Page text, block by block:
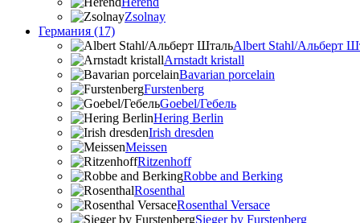
Zsolnay
Германия (17)
Albert Stahl/Альбеpт
Arnstadt kristall
Bavarian porcelain
Furstenberg
Goebel/Гебель
Hering Berlin
Irish dresden
Meissen
Ritzenhoff
Robbe and Berking
Rosenthal
Rosenthal Versace
Sieger by Furstenberg